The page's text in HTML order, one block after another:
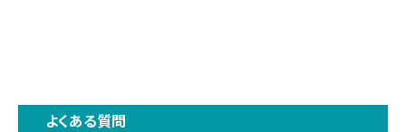
よくある質問